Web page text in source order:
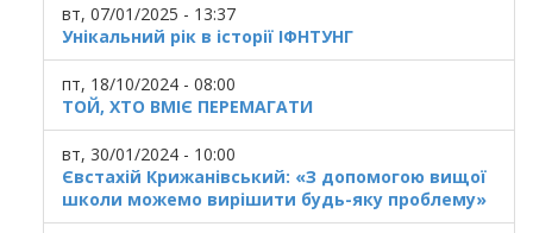
вт, 07/01/2025 - 13:37
Унікальний рік в історії ІФНТУНГ
пт, 18/10/2024 - 08:00
ТОЙ, ХТО ВМІЄ ПЕРЕМАГАТИ
вт, 30/01/2024 - 10:00
Євстахій Крижанівський: «З допомогою вищої
школи можемо вирішити будь-яку проблему»